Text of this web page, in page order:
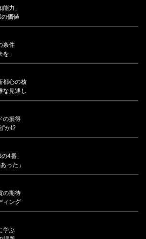
力」
価値
条件
」
都心の核
な見通し
の損得
”か!?
4番」
った」
の期待
ィング
学ぶ